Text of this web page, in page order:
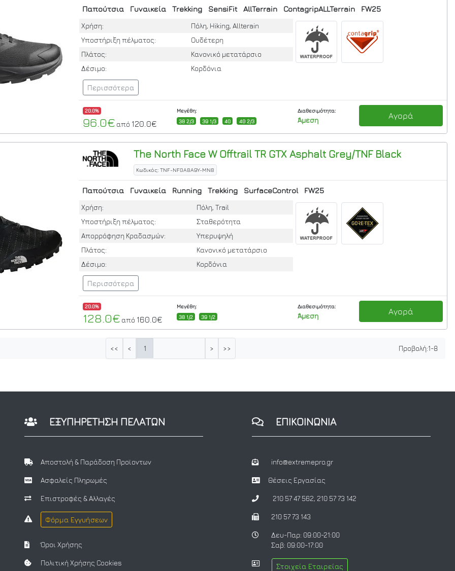
Παπούτσια Γυναικεία Trekking SensiFit AllTerrain ContagripALLTerrain FW25
Χρήση:
Πόλη, Hiking, Allterain
Υποστήριξη πέλματος:
Ουδέτερη
Πλάτος:
Κανονικό μετατάρσιο
Δέσιμο:
Κορδόνια
Περισσότερα
20.0%
96.0€ από 120.0€
Μεγέθη:
38 2/3
39 1/3 40 40 2/3
Διαθεσιμότητα:
Άμεση Αγορά
The North FaceW Offtrail TR GTXAsphalt Grey/TNF Black
Κωδικός: TNF-NF0A8A9Y-MN8
Παπούτσια Γυναικεία Running Trekking SurfaceControl FW25
Χρήση:
Πόλη, Trail
Υποστήριξη πέλματος:
Σταθερότητα
Απορρόφηση Κραδασμών:
Υπερυψηλή
Πλάτος:
Κανονικό μετατάρσιο
Δέσιμο:
Κορδόνια
Περισσότερα
20.0%
128.0€ από 160.0€
Μεγέθη:
38 1/2
39 1/2
Διαθεσιμότητα:
Άμεση Αγορά
<< < 1 > >> Προβολή:1-8
ΕΞΥΠΗΡΕΤΗΣΗ ΠΕΛΑΤΩΝ
Αποστολή & Παράδοση Προϊοντων
Ασφαλείς Πληρωμές
Επιστροφές & Αλλαγές
Φόρμα Εγγυήσεων
Όροι Χρήσης
Πολιτική Χρήσης Cookies
ΕΠΙΚΟΙΝΩΝΙΑ
info@extremepro.gr
Θέσεις Εργασίας
210 57 47 562, 210 57 73 142
210 57 73 143
Δευ-Παρ: 09:00-21:00
Σαβ: 09:00-17:00
Στοιχεία Εταιρείας